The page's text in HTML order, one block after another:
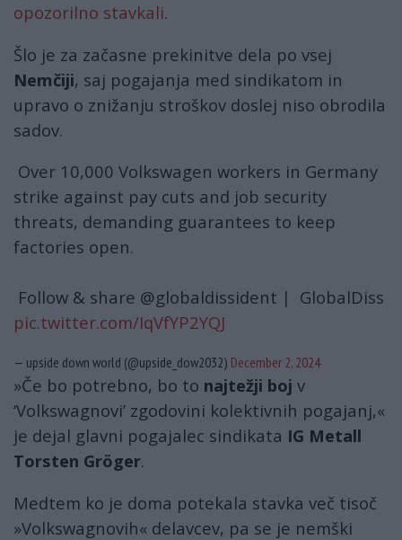
opozorilno stavkali.
Šlo je za začasne prekinitve dela po vsej
Nemčiji, saj pogajanja med sindikatom in
upravo o znižanju stroškov doslej niso obrodila
sadov.
Over 10,000 Volkswagen workers in Germany
strike against pay cuts and job security
threats, demanding guarantees to keep
factories open.
Follow & share @globaldissident | GlobalDiss
pic.twitter.com/IqVfYP2YQJ
— upside down world (@upside_dow2032) December 2, 2024
»Če bo potrebno, bo to najtežji boj v
‘Volkswagnovi’ zgodovini kolektivnih pogajanj,«
je dejal glavni pogajalec sindikata IG Metall
Torsten Gröger.
Medtem ko je doma potekala stavka več tisoč
»Volkswagnovih« delavcev, pa se je nemški